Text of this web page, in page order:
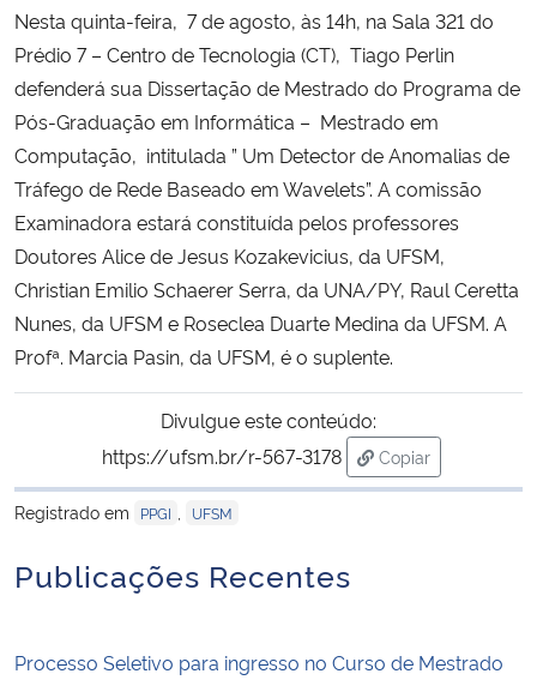
Ministério da Cidadania
Ministério da Saúde
Ministério de Minas e Energia
Ministério do Turismo
Controladoria-Geral da União
Ministério da Mulher, da Família e dos Direitos Humanos
Secretaria-Geral
Secretaria de Governo
Nesta quinta-feira, 7 de agosto, às 14h, na Sala 321 do
Prédio 7 – Centro de Tecnologia (CT), Tiago Perlin
defenderá sua Dissertação de Mestrado do Programa de
Pós-Graduação em Informática – Mestrado em
Computação, intitulada ” Um Detector de Anomalias de
Tráfego de Rede Baseado em Wavelets”. A comissão
Examinadora estará constituída pelos professores
Doutores Alice de Jesus Kozakevicius, da UFSM,
Christian Emilio Schaerer Serra, da UNA/PY, Raul Ceretta
Nunes, da UFSM e Roseclea Duarte Medina da UFSM. A
Profª. Marcia Pasin, da UFSM, é o suplente.
Divulgue este conteúdo:
https://ufsm.br/r-567-3178
Copiar
para área de
Registrado em
PPGI UFSM
Publicações Recentes
Processo Seletivo para ingresso no Curso de Mestrado